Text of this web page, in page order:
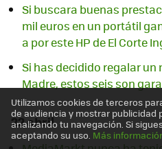
Si buscara buenas
mil euros en un portátil
a por este HP de El Corte
Si has decidido regalar un
Madre, estos seis son
22 abril
Utilizamos cookies de terceros
de audiencia y mostrar publicidad
analizando tu navegación. Si
aceptando su uso. Más